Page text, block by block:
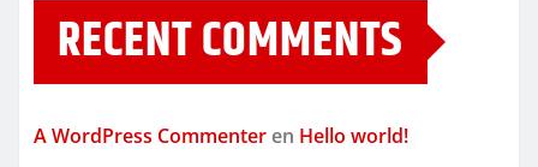
RECENT COMMENTS
A WordPress Commenter en Hello world!